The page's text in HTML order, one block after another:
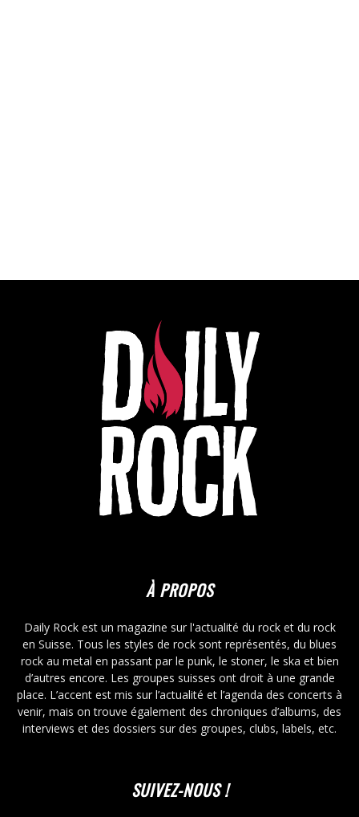
À PROPOS
Daily Rock est un magazine sur l'actualité du rock et du rock
en Suisse. Tous les styles de rock sont représentés, du blues
rock au metal en passant par le punk, le stoner, le ska et bien
d’autres encore. Les groupes suisses ont droit à une grande
place. L’accent est mis sur l’actualité et l’agenda des concerts à
venir, mais on trouve également des chroniques d’albums, des
interviews et des dossiers sur des groupes, clubs, labels, etc.
SUIVEZ-NOUS !